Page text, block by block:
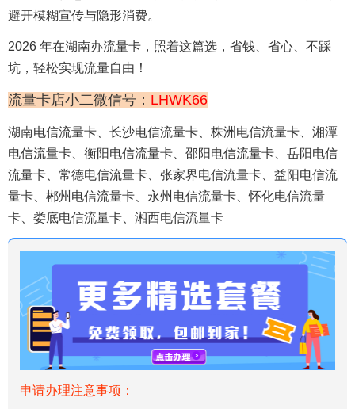
避开模糊宣传与隐形消费。
2026 年在湖南办流量卡，照着这篇选，省钱、省心、不踩
坑，轻松实现流量自由！
流量卡店小二微信号： LHWK66
湖南电信流量卡、长沙电信流量卡、株洲电信流量卡、湘潭
电信流量卡、衡阳电信流量卡、邵阳电信流量卡、岳阳电信
流量卡、常德电信流量卡、张家界电信流量卡、益阳电信流
量卡、郴州电信流量卡、永州电信流量卡、怀化电信流量
卡、娄底电信流量卡、湘西电信流量卡
申请办理注意事项：